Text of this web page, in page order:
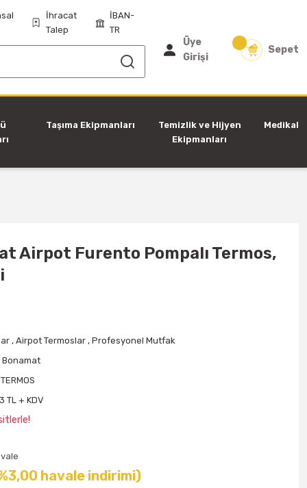
İhracat
Talep
İBAN-
TR
Üye
Girişi
Sepet
Taşıma Ekipmanları
Temizlik ve Hijyen
Ekipmanları
Medikal
Airpot Furento Pompalı Termos,
,Airpot Termoslar ,Profesyonel Mutfak
Bonamat
TL + KDV
havale indirimi)